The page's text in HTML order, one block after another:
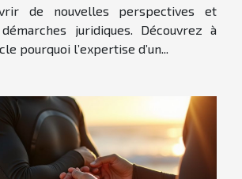
de nouvelles perspectives et
juridiques. Découvrez à
pourquoi l’expertise d’un...